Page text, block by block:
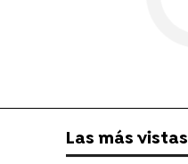
Las más vistas